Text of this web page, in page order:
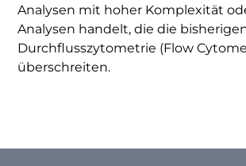
Analysen mit hoher Komplexität
Analysen handelt, die die
Durchflusszytometrie (Flow
überschreiten.